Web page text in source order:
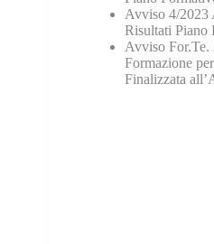
Avviso 4/2023
Risultati Piano
Avviso
Formazione
Finalizzata